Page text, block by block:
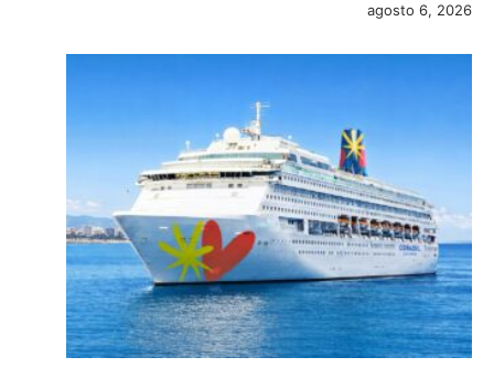
agosto 6, 2026